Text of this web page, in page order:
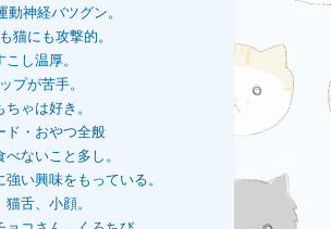
神経バツグン。
猫にも攻撃的。
し温厚。
プが苦手。
ゃは好き。
ド・おやつ全般
ないこと多し。
い興味をもっている。
舌、小顔。